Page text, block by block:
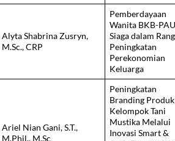
Alyta Shabrina Zusryn,
M.Sc., CRP
Pemberdayaan
Wanita BKB-
Siaga dalam
Peningkatan
Perekonomian
Keluarga
Ariel Nian Gani, S.T.,
M.Phil., M.Sc
Peningkatan
Branding Produk
Kelompok Tani
Mustika Melalui
Inovasi Smart &